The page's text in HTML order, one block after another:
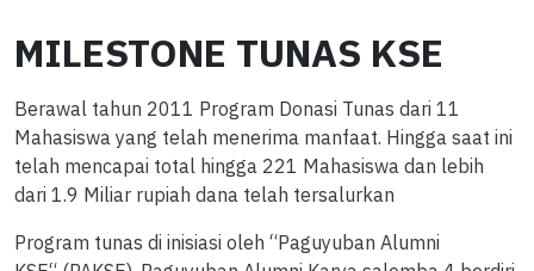
MILESTONE TUNAS KSE
Berawal tahun 2011 Program Donasi Tunas dari 11
Mahasiswa yang telah menerima manfaat. Hingga saat ini
telah mencapai total hingga 221 Mahasiswa dan lebih
dari 1.9 Miliar rupiah dana telah tersalurkan
Program tunas di inisiasi oleh “Paguyuban Alumni